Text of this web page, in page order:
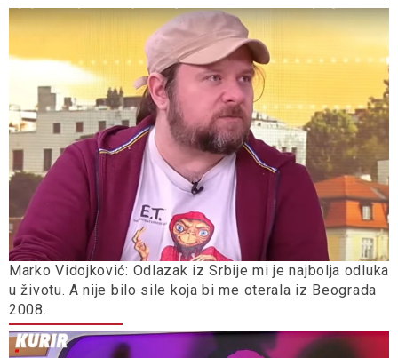
Marko Vidojković: Odlazak iz Srbije mi je najbolja odluka
u životu. A nije bilo sile koja bi me oterala iz Beograda
2008.